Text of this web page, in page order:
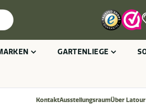
GARTENLIEGE
KontaktAusstellungsraumÜber